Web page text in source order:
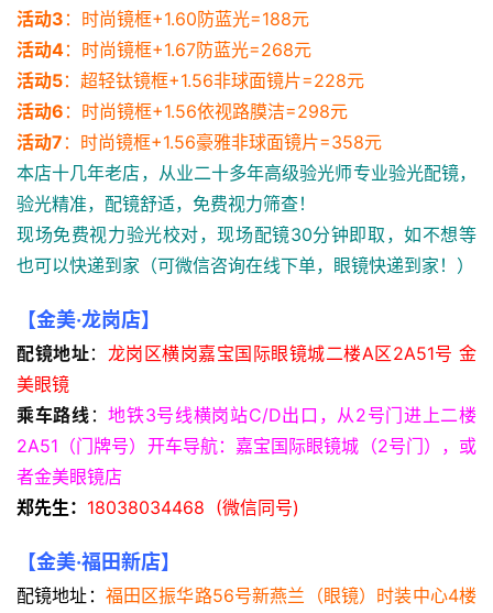
活动3 ：时尚镜框+1.60防蓝光=188元
活动4：时尚镜框+1.67防蓝光=268元
活动5：超轻钛镜框+1.56非球面镜片=228元
活动6 ：时尚镜框+1.56依视路膜洁=298元
活动7 ：时尚镜框+1.56豪雅非球面镜片=358元
本店十几年老店，从业二十多年高级验光师专业验光配镜，
验光精准，配镜舒适，免费视力筛查！
现场免费视力验光校对，现场配镜30分钟即取，如不想等
也可以快递到家（可微信咨询在线下单，眼镜快递到家！）
【金美·龙岗店】
配镜地址： 龙岗区横岗嘉宝国际眼镜城二楼A区2A51号 金
美眼镜
乘车路线 ：地铁3号线横岗站C/D出口，从2号门进上二楼
2A51（门牌号）开车导航：嘉宝国际眼镜城（2号门），或
者金美眼镜店
郑先生： 18038034468 (微信同号)
【金美·福田新店】
配镜地址： 福田区振华路56号新燕兰（眼镜）时装中心4楼